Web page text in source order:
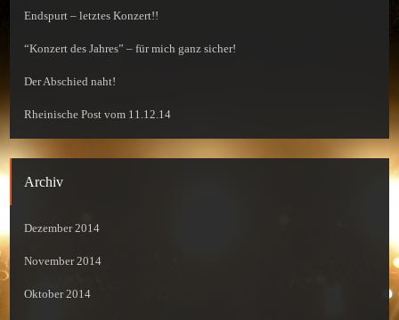
Endspurt – letztes Konzert!!
“Konzert des Jahres” – für mich ganz sicher!
Der Abschied naht!
Rheinische Post vom 11.12.14
Archiv
Dezember 2014
November 2014
Oktober 2014